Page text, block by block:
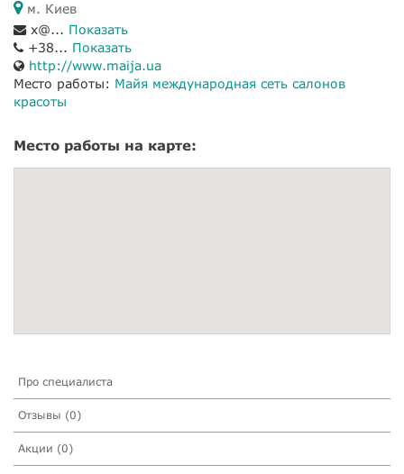
м. Киев
x@... Показать
+38... Показать
http://www.maija.ua
Место работы: Майя международная сеть салонов
красоты
Место работы на карте:
Про специалиста
Отзывы (0)
Акции (0)